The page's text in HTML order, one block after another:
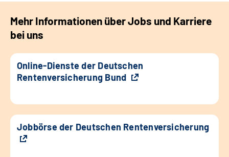
Mehr Informationen über Jobs und Karriere
bei uns
Online-Dienste der Deutschen
Rentenversicherung Bund
Jobbörse der Deutschen Rentenversicherung